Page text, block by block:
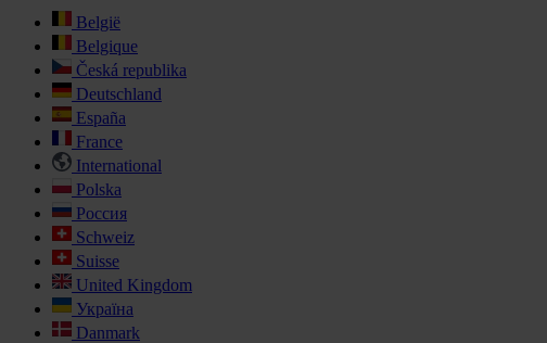
België
Belgique
Česká republika
Deutschland
España
France
International
Polska
Россия
Schweiz
Suisse
United Kingdom
Україна
Danmark